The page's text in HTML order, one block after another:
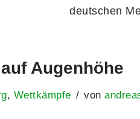
deutschen
Augenhöhe
, Wettkämpfe von